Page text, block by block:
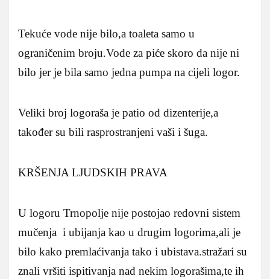
Tekuće vode nije bilo,a toaleta samo u
ograničenim broju.Vode za piće skoro da nije ni
bilo jer je bila samo jedna pumpa na cijeli logor.
Veliki broj logoraša je patio od dizenterije,a
također su bili rasprostranjeni vaši i šuga.
KRŠENJA LJUDSKIH PRAVA
U logoru Trnopolje nije postojao redovni sistem
mučenja i ubijanja kao u drugim logorima,ali je
bilo kako premlaćivanja tako i ubistava.stražari su
znali vršiti ispitivanja nad nekim logorašima,te ih